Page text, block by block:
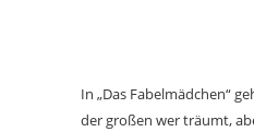
In „Das Fabelmädchen“
der großen wer träumt,